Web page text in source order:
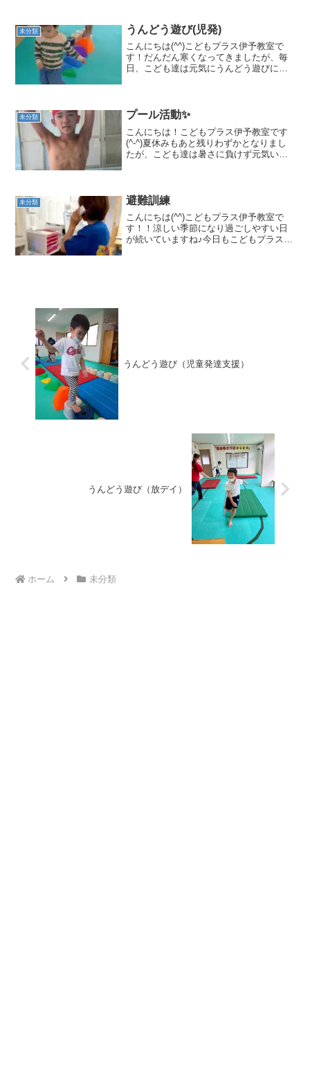
端！！歩いて神社に出...
未分類 うんどう遊び(児発)
こんにちは(^^)こどもプラス伊予教室で
す！だんだん寒くなってきましたが、毎
日、こども達は元気にうんどう遊びに取
見て進みます！ ...
未分類 プール活動✨
こんにちは！こどもプラス伊予教室です
(^-^)夏休みもあと残りわずかとなりまし
たが、こども達は暑さに負けず元気いっ
けど...
未分類 避難訓練
こんにちは(^^)こどもプラス伊予教室で
す！！涼しい季節になり過ごしやすい日
が続いていますね♪今日もこどもプラス伊
うんどう遊び（児童発達支援）
うんどう遊び（放デイ）
ホーム 未分類